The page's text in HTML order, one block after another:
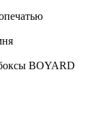
BOYARD